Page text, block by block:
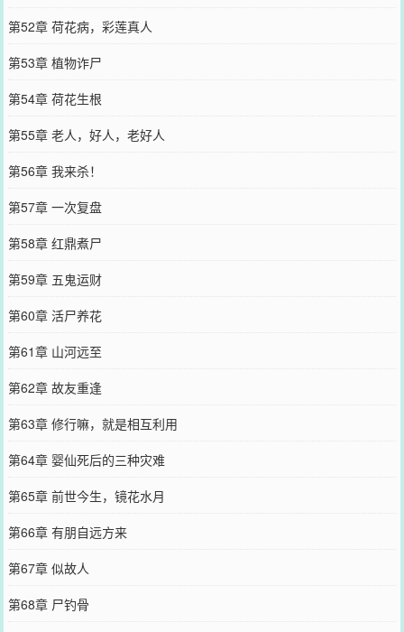
第52章 荷花病，彩莲真人
第53章 植物诈尸
第54章 荷花生根
第55章 老人，好人，老好人
第56章 我来杀！
第57章 一次复盘
第58章 红鼎煮尸
第59章 五鬼运财
第60章 活尸养花
第61章 山河远至
第62章 故友重逢
第63章 修行嘛，就是相互利用
第64章 婴仙死后的三种灾难
第65章 前世今生，镜花水月
第66章 有朋自远方来
第67章 似故人
第68章 尸钓骨